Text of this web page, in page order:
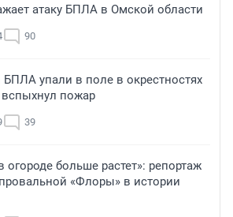
атаку БПЛА в Омской области
90
упали в поле в окрестностях
пожар
39
огороде больше растет»: репортаж
«Флоры» в истории